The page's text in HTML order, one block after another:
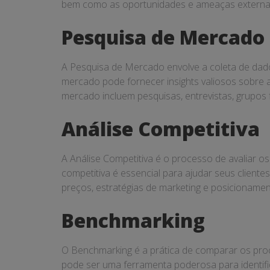
bem como as oportunidades e ameaças
Pesquisa de Mercado
A Pesquisa de Mercado envolve a coleta de
mercado pode fornecer insights valiosos
mercado incluem pesquisas, entrevistas,
Análise Competitiva
A Análise Competitiva é o processo de avaliar
competitiva é essencial para ajudar seus
preços, estratégias de marketing e
Benchmarking
O Benchmarking é a prática de comparar os
pode ser uma ferramenta poderosa para